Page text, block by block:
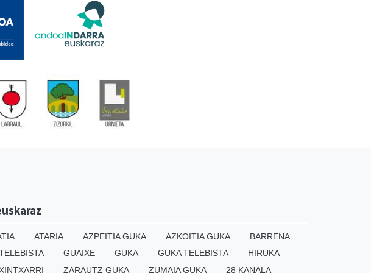
ATARIA AZPEITIA GUKA AZKOITIA GUKA
BARRENA
GUAIXE GUKA GUKA TELEBISTA
HIRUKA
ZARAUTZ GUKA ZUMAIA GUKA 28 KANALA